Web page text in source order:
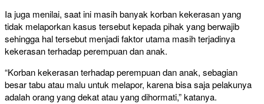
Ia juga menilai, saat ini masih banyak korban kekerasan yang
tidak melaporkan kasus tersebut kepada pihak yang berwajib
sehingga hal tersebut menjadi faktor utama masih terjadinya
kekerasan terhadap perempuan dan anak.
“Korban kekerasan terhadap perempuan dan anak, sebagian
besar tabu atau malu untuk melapor, karena bisa saja pelakunya
adalah orang yang dekat atau yang dihormati,” katanya.